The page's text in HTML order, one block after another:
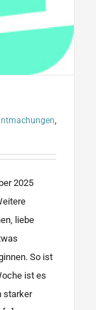
2025
liebe
So ist
ist es
starker